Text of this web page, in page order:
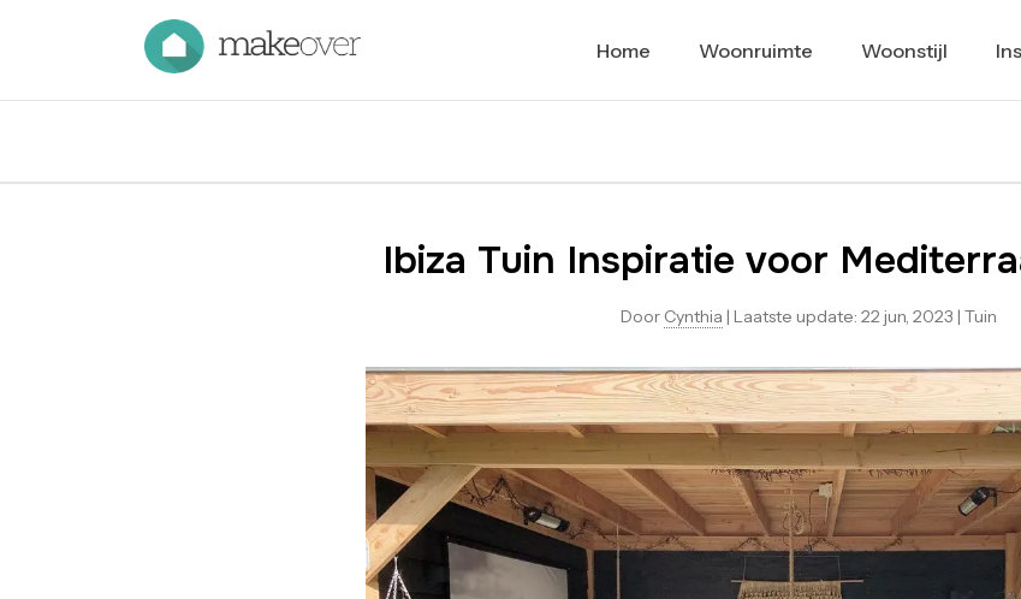
Home Woonruimte Woonstijl
Ibiza Tuin Inspiratie voor
Door Cynthia | Laatste update: 22 jun, 2023 | Tuin